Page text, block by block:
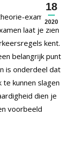
18
2020
examen bij
laat je zien
kent.
belangrijk punt
is onderdeel dat
kunnen slagen
dien je
voorbeeld